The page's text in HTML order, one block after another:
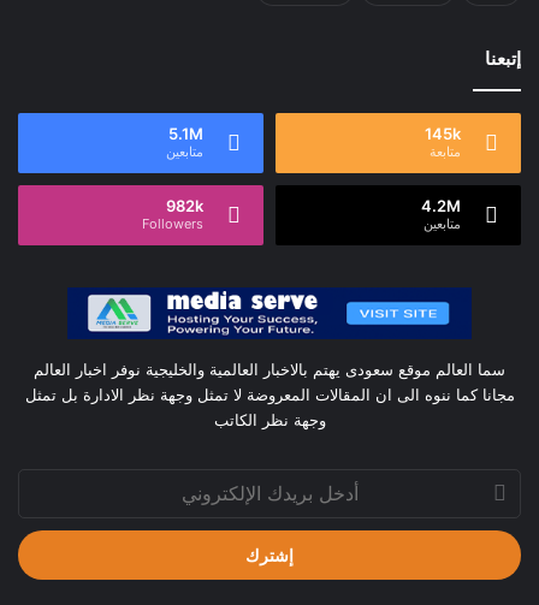
إتبعنا
145k
متابعة
5.1M
متابعين
4.2M
متابعين
982k
Followers
سما العالم موقع سعودى يهتم بالاخبار العالمية والخليجية نوفر اخبار العالم
مجانا كما ننوه الى ان المقالات المعروضة لا تمثل وجهة نظر الادارة بل تمثل
وجهة نظر الكاتب
أدخل
بريدك
الإلكتروني